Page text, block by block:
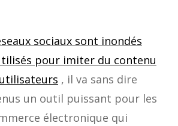
sociaux sont inondés
pour imiter du contenu
, il va sans dire
un outil puissant pour les
électronique qui